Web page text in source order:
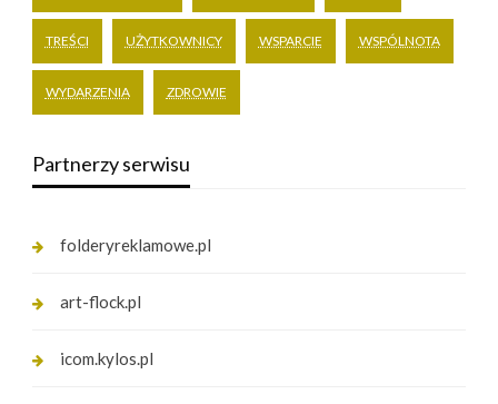
TREŚCI UŻYTKOWNICY WSPARCIE WSPÓLNOTA
WYDARZENIA ZDROWIE
Partnerzy serwisu
folderyreklamowe.pl
art-flock.pl
icom.kylos.pl